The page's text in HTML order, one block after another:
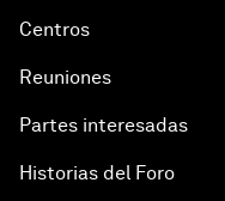
Centros
Reuniones
Partes interesadas
Historias del Foro